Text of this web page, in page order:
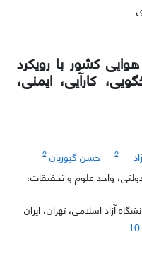
کشور با رویکرد
کارآیی، ایمنی،
2 حسن گیوریان 2
واحد علوم و تحقیقات،
آزاد اسلامی، تهران، ایران